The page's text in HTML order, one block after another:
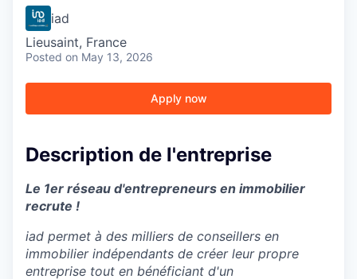
iad
Lieusaint, France
Posted on May 13, 2026
Apply now
Description de l'entreprise
Le 1er réseau d'entrepreneurs en immobilier
recrute !
iad permet à des milliers de conseillers en
immobilier indépendants de créer leur propre
entreprise tout en bénéficiant d'un